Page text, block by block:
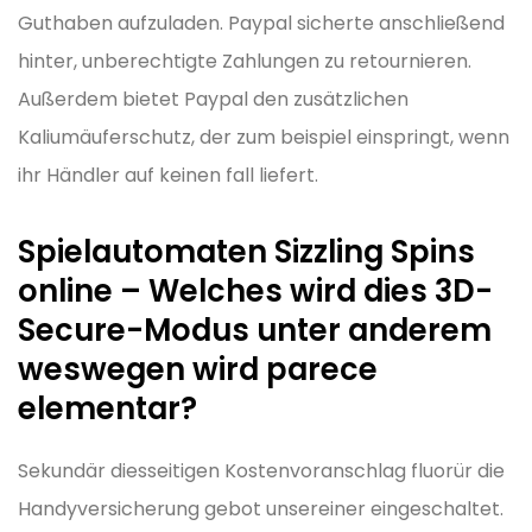
Guthaben aufzuladen. Paypal sicherte anschließend
hinter, unberechtigte Zahlungen zu retournieren.
Außerdem bietet Paypal den zusätzlichen
Kaliumäuferschutz, der zum beispiel einspringt, wenn
ihr Händler auf keinen fall liefert.
Spielautomaten Sizzling Spins
online – Welches wird dies 3D-
Secure-Modus unter anderem
weswegen wird parece
elementar?
Sekundär diesseitigen Kostenvoranschlag fluorür die
Handyversicherung gebot unsereiner eingeschaltet.